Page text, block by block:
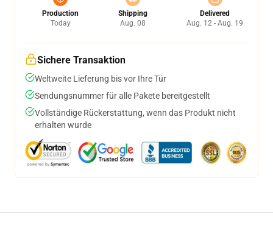
Production
Today
Shipping
Aug. 08
Delivered
Aug. 12 - Aug. 19
Sichere Transaktion
Weltweite Lieferung bis vor Ihre Tür
Sendungsnummer für alle Pakete bereitgestellt
Vollständige Rückerstattung, wenn das Produkt nicht
erhalten wurde